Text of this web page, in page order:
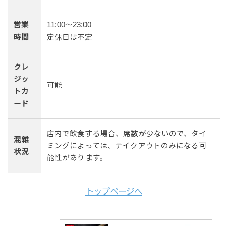
営業
時間
11:00～23:00
定休日は不定
クレ
ジッ
トカ
ード
可能
混雜
状況
店内で飲食する場合、席数が少ないので、タイ
ミングによっては、テイクアウトのみになる可
能性があります。
トップページへ